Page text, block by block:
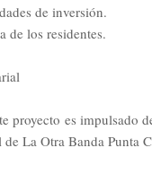
de inversión.
de los residentes.
proyecto es
La Otra Banda Punta